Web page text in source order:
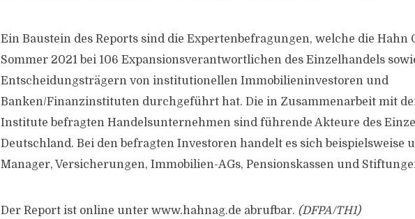
Ein Baustein des Reports sind die Expertenbefragungen, welche die Hahn
Sommer 2021 bei 106 Expansionsverantwortlichen des Einzelhandels
Entscheidungsträgern von institutionellen Immobilieninvestoren und
Banken/Finanzinstituten durchgeführt hat. Die in Zusammenarbeit mit
Institute befragten Handelsunternehmen sind führende Akteure des
Deutschland. Bei den befragten Investoren handelt es sich beispielsweise
Manager, Versicherungen, Immobilien-AGs, Pensionskassen und
Der Report ist online unter www.hahnag.de abrufbar. (DFPA/TH1)